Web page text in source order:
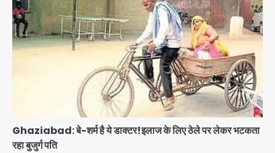
Ghaziabad: बे-शर्म है ये डाक्टर!इलाज के लिए ठेले पर लेकर भटकता
रहा बुजुर्ग पति
4
Team JHJ
Sajid Rashidi’s controversial:
शिवभक्त नहीं, आतंकवादी हैं’, मौलाना का
कांवड़ियों पर विवादित बयान, BJP विधायक ने
कराई FIR, NSA की मांग
Avinash Kumar
Har Ghar Tiranga Campaign:
गौतमबुद्धनगर में 9 से 17 अगस्त तक चलेगा जन-
जागरूकता महाअभियान, डीएम ने की समीक्षा